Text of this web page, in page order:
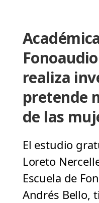
realiza
pretende
de las
El estudio
Loreto
Escuela de
Andrés Bello,